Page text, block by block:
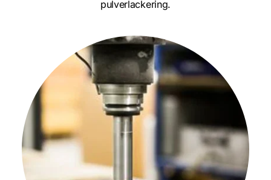
pulverlackering.